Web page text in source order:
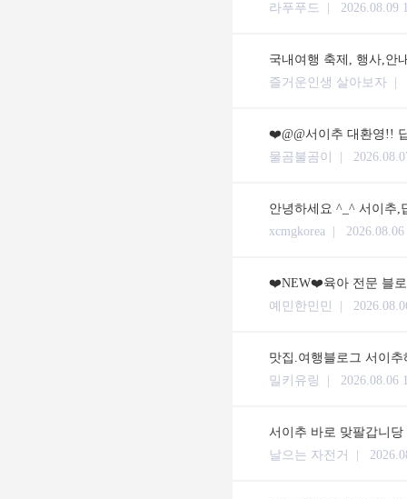
라푸푸드 | 2026.08.09
국내여행 축제, 행사,안
즐거운인생 살아보자 |
❤️@@서이추 대환영!!
물곰불곰이 |
안녕하세요 ^_^ 서이추,
xcmgkorea |
❤️NEW❤️육아 전문 블
예민한민민 |
맛집.여행블로그 서이
밀키유링 | 2026.08.06
서이추 바로 맞팔갑니당
날으는 자전거 |